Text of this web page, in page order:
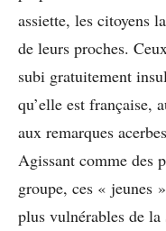
assiette, les citoyens
de leurs proches.
subi gratuitement
qu’elle est française,
aux remarques
Agissant comme des
groupe, ces « jeunes
plus vulnérables de